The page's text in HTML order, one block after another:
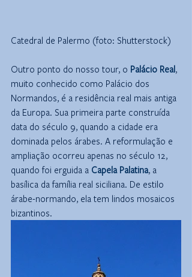
Catedral de Palermo (foto: Shutterstock)
Outro ponto do nosso tour, o Palácio Real,
muito conhecido como Palácio dos
Normandos, é a residência real mais antiga
da Europa. Sua primeira parte construída
data do século 9, quando a cidade era
dominada pelos árabes. A reformulação e
ampliação ocorreu apenas no século 12,
quando foi erguida a Capela Palatina, a
basílica da família real siciliana. De estilo
árabe-normando, ela tem lindos mosaicos
bizantinos.